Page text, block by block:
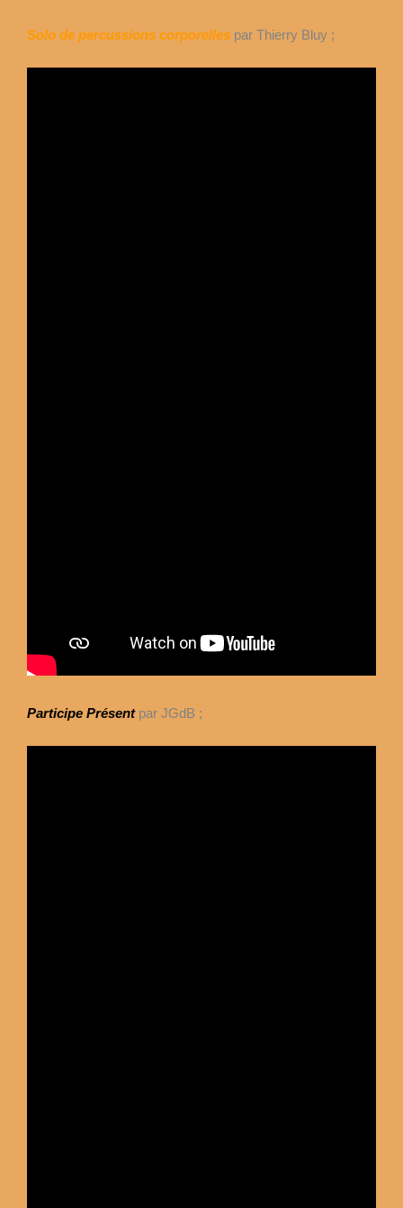
Solo de percussions corporelles par Thierry Bluy ;
Participe Présent par JGdB ;